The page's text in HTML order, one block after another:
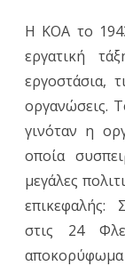
Η ΚΟΑ το
εργατική
εργοστάσια,
οργανώσεις.
γινόταν η
οποία
μεγάλες
επικεφαλής:
στις 24
αποκορύφωμα